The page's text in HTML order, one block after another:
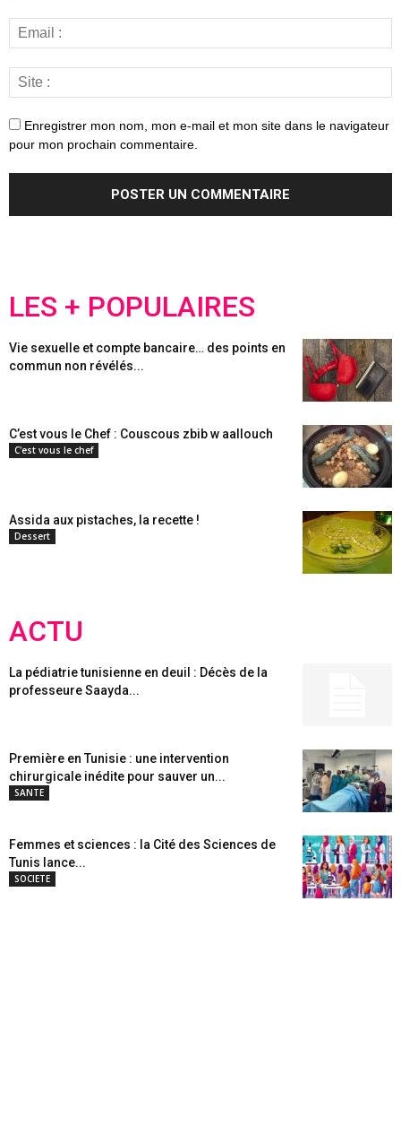
Enregistrer mon nom, mon e-mail et mon site dans le navigateur
pour mon prochain commentaire.
LES + POPULAIRES
Vie sexuelle et compte bancaire… des points en
commun non révélés...
C’est vous le Chef : Couscous zbib w aallouch
C'est vous le chef
Assida aux pistaches, la recette !
Dessert
ACTU
La pédiatrie tunisienne en deuil : Décès de la
professeure Saayda...
Première en Tunisie : une intervention
chirurgicale inédite pour sauver un...
SANTE
Femmes et sciences : la Cité des Sciences de
Tunis lance...
SOCIETE